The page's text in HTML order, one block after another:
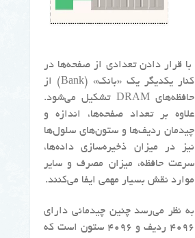
با قرار دادن تعدادی از صفحه‌ها در
کنار یکدیگر یک «بانک» (Bank) از
حافظه‌های DRAM تشکیل می‌شود.
علاوه بر تعداد صفحه‌ها، اندازه و
چیدمان ردیف‌ها و ستون‌های سلول‌ها
نیز در میزان ذخیره‌سازی داده‌ها،
سرعت حافظه، میزان مصرف و سایر
موارد نقش بسیار مهمی ایفا می‌کنند.
به نظر می‌رسد چنین چیدمانی دارای
۴۰۹۶ ردیف و ۴۰۹۶ ستون است که